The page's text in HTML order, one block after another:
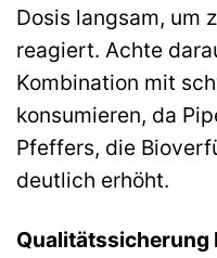
Dosis langsam, um
reagiert. Achte
Kombination mit
konsumieren, da
Pfeffers, die
deutlich erhöht.
Qualitätssicherung